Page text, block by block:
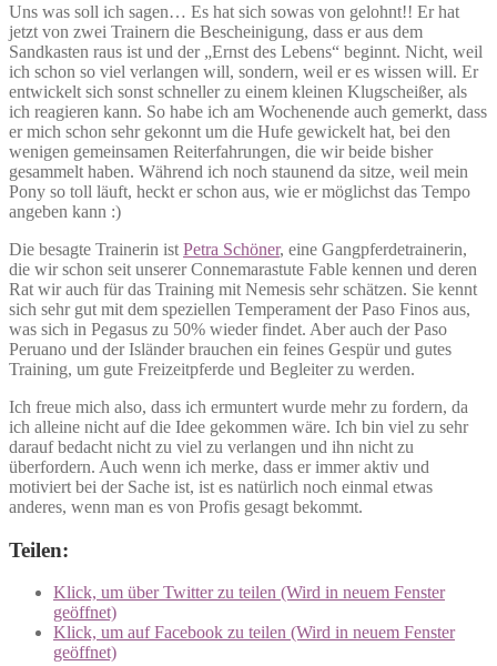
Uns was soll ich sagen… Es hat sich sowas von gelohnt!! Er hat
jetzt von zwei Trainern die Bescheinigung, dass er aus dem
Sandkasten raus ist und der „Ernst des Lebens“ beginnt. Nicht, weil
ich schon so viel verlangen will, sondern, weil er es wissen will. Er
entwickelt sich sonst schneller zu einem kleinen Klugscheißer, als
ich reagieren kann. So habe ich am Wochenende auch gemerkt, dass
er mich schon sehr gekonnt um die Hufe gewickelt hat, bei den
wenigen gemeinsamen Reiterfahrungen, die wir beide bisher
gesammelt haben. Während ich noch staunend da sitze, weil mein
Pony so toll läuft, heckt er schon aus, wie er möglichst das Tempo
angeben kann :)
Die besagte Trainerin ist Petra Schöner, eine Gangpferdetrainerin,
die wir schon seit unserer Connemarastute Fable kennen und deren
Rat wir auch für das Training mit Nemesis sehr schätzen. Sie kennt
sich sehr gut mit dem speziellen Temperament der Paso Finos aus,
was sich in Pegasus zu 50% wieder findet. Aber auch der Paso
Peruano und der Isländer brauchen ein feines Gespür und gutes
Training, um gute Freizeitpferde und Begleiter zu werden.
Ich freue mich also, dass ich ermuntert wurde mehr zu fordern, da
ich alleine nicht auf die Idee gekommen wäre. Ich bin viel zu sehr
darauf bedacht nicht zu viel zu verlangen und ihn nicht zu
überfordern. Auch wenn ich merke, dass er immer aktiv und
motiviert bei der Sache ist, ist es natürlich noch einmal etwas
anderes, wenn man es von Profis gesagt bekommt.
Teilen:
Klick, um über Twitter zu teilen (Wird in neuem Fenster
geöffnet)
Klick, um auf Facebook zu teilen (Wird in neuem Fenster
geöffnet)